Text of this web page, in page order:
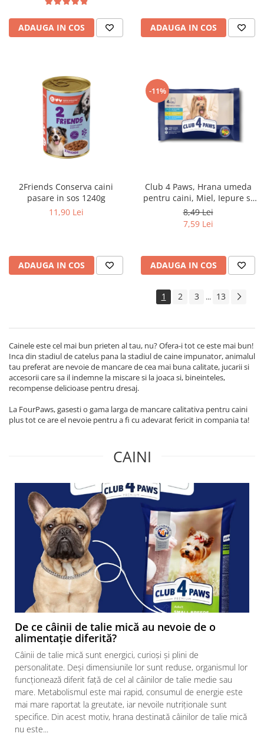
ADAUGA IN COS ADAUGA IN COS
2Friends Conserva caini
pasare in sos 1240g
11,90 Lei
ADAUGA IN COS
-11%
Club 4 Paws, Hrana umeda
pentru caini, Miel, Iepure si
Somon in sos, set 4x85g
8,49 Lei
7,59 Lei
ADAUGA IN COS
1 2 3 ... 13
Cainele este cel mai bun prieten al tau, nu? Ofera-i tot ce este mai bun!
Inca din stadiul de catelus pana la stadiul de caine impunator, animalul
tau preferat are nevoie de mancare de cea mai buna calitate, jucarii si
accesorii care sa il indemne la miscare si la joaca si, bineinteles,
recompense delicioase pentru dresaj.
La FourPaws, gasesti o gama larga de mancare calitativa pentru caini
plus tot ce are el nevoie pentru a fi cu adevarat fericit in compania ta!
CAINI
De ce câinii de talie mică au nevoie de o
alimentație diferită?
Câinii de talie mică sunt energici, curioși și plini de
personalitate. Deși dimensiunile lor sunt reduse, organismul lor
funcționează diferit față de cel al câinilor de talie medie sau
mare. Metabolismul este mai rapid, consumul de energie este
mai mare raportat la greutate, iar nevoile nutriționale sunt
specifice. Din acest motiv, hrana destinată câinilor de talie mică
nu este...